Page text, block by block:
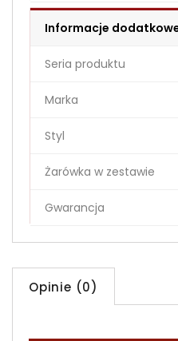
Informacje
Seria produktu
Marka
Styl
Żarówka w zestawie
Gwarancja
Opinie (0)